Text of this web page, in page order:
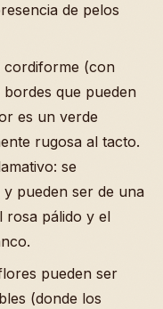
de pelos
cordiforme (con
que pueden
es un verde
rugosa al tacto.
se
pueden ser de una
rosa pálido y el
pueden ser
(donde los